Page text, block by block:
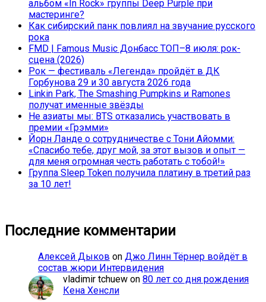
альбом «In Rock» группы Deep Purple при
мастеринге?
Как сибирский панк повлиял на звучание русского
рока
FMD | Famous Music Донбасс ТОП–8 июля: рок-
сцена (2026)
Рок — фестиваль «Легенда» пройдёт в ДК
Горбунова 29 и 30 августа 2026 года
Linkin Park, The Smashing Pumpkins и Ramones
получат именные звёзды
Не азиаты мы: BTS отказались участвовать в
премии «Грэмми»
Йорн Ланде о сотрудничестве с Тони Айомми:
«Спасибо тебе, друг мой, за этот вызов и опыт —
для меня огромная честь работать с тобой!»
Группа Sleep Token получила платину в третий раз
за 10 лет!
Последние комментарии
Алексей Дыков on Джо Линн Тёрнер войдёт в
состав жюри Интервидения
vladimir tchuew on 80 лет со дня рождения
Кена Хенсли